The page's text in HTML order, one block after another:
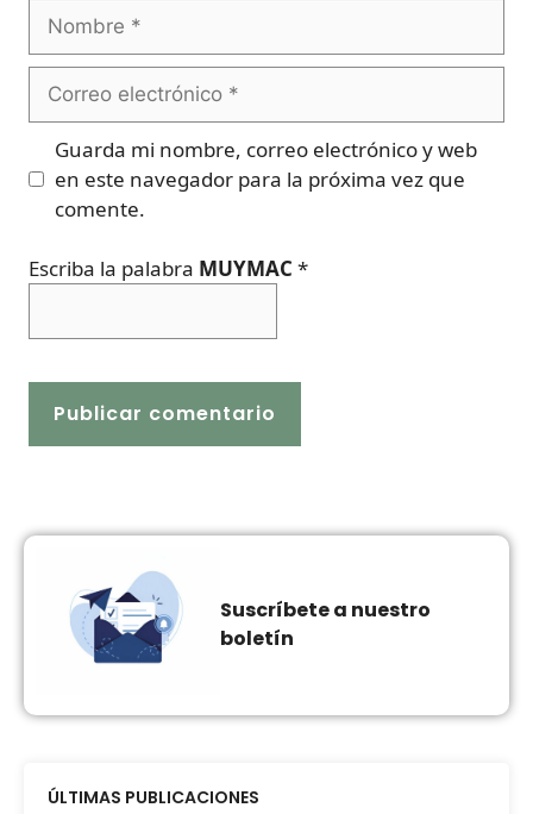
electrónico
Guarda mi nombre, correo electrónico y web
en este navegador para la próxima vez que
comente.
Escriba la palabra MUYMAC *
Suscríbete a nuestro
boletín
ÚLTIMAS PUBLICACIONES